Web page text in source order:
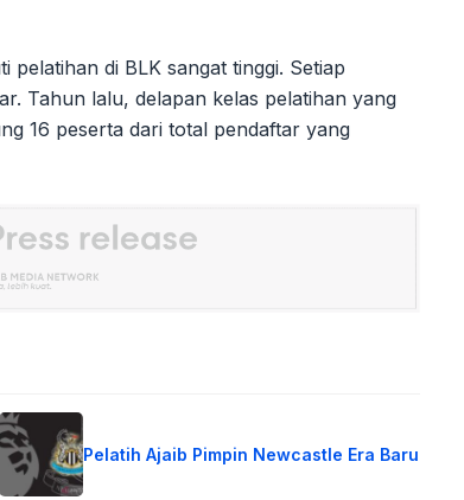
di BLK sangat tinggi. Setiap
Tahun lalu, delapan kelas pelatihan yang
16 peserta dari total pendaftar yang
Pelatih Ajaib Pimpin Newcastle Era Baru